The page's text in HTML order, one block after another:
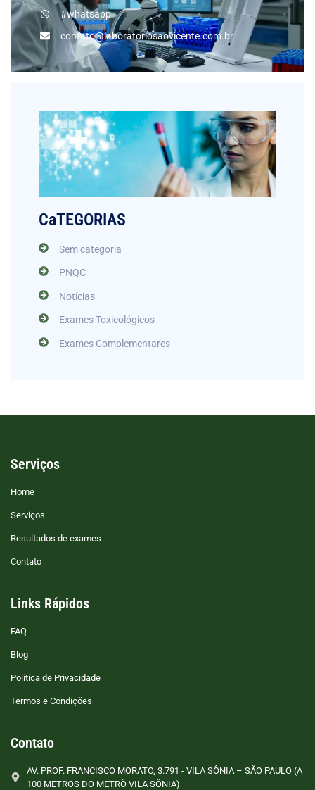
#whatsapp
contato@laboratoriosaovicente.com.br
CaTEGORIAS
Sem categoria
PNQC
Notícias
Exames Toxicológicos
Exames Complementares
Serviços
Home
Serviços
Resultados de exames
Contato
Links Rápidos
FAQ
Blog
Politica de Privacidade
Termos e Condições
Contato
AV. PROF. FRANCISCO MORATO, 3.791 - VILA SÔNIA – SÃO PAULO (A
100 METROS DO METRÔ VILA SÔNIA)